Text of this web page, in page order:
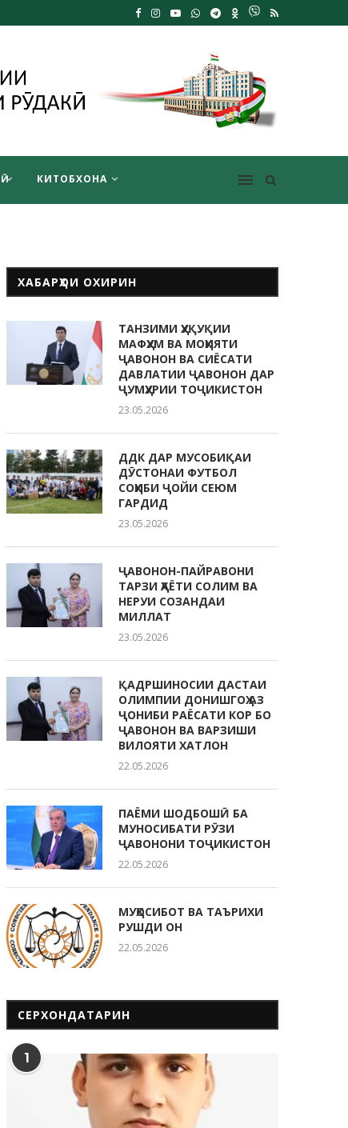
КИТОБХОНА
ХАБАРҲОИ ОХИРИН
ТАНЗИМИ ҲУҚУҚИИ
МАФҲУМ ВА МОҲИЯТИ
ҶАВОНОН ВА СИЁСАТИ
ДАВЛАТИИ ҶАВОНОН ДАР
ҶУМҲУРИИ ТОҶИКИСТОН
23.05.2026
ДДК ДАР МУСОБИҚАИ
ДӮСТОНАИ ФУТБОЛ
СОҲИБИ ҶОЙИ СЕЮМ
ГАРДИД
23.05.2026
ҶАВОНОН-ПАЙРАВОНИ
ТАРЗИ ҲАЁТИ СОЛИМ ВА
НЕРУИ СОЗАНДАИ
МИЛЛАТ
23.05.2026
ҚАДРШИНОСИИ ДАСТАИ
ОЛИМПИИ ДОНИШГОҲ АЗ
ҶОНИБИ РАЁСАТИ КОР БО
ҶАВОНОН ВА ВАРЗИШИ
ВИЛОЯТИ ХАТЛОН
22.05.2026
ПАЁМИ ШОДБОШӢ БА
МУНОСИБАТИ РӮЗИ
ҶАВОНОНИ ТОҶИКИСТОН
22.05.2026
МУҲОСИБОТ ВА ТАЪРИХИ
РУШДИ ОН
22.05.2026
СЕРХОНДАТАРИН
1